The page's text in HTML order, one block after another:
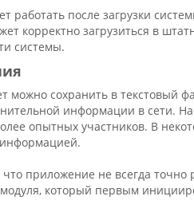
работать после загрузки
корректно загрузиться в
системы.
можно сохранить в текстовый
информации в сети.
опытных участников. В
что приложение не всегда
который первым